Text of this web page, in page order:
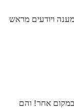
ויודעים מראש
אחר! והם